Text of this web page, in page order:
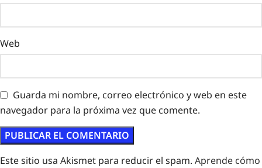
Web
Guarda mi nombre, correo electrónico y web en este
navegador para la próxima vez que comente.
Este sitio usa Akismet para reducir el spam. Aprende cómo